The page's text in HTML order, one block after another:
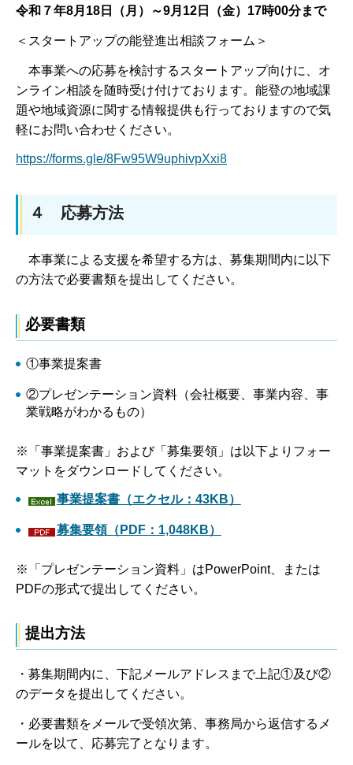
令和７年8月18日（月）～9月12日（金）17時00分まで
＜スタートアップの能登進出相談フォーム＞
本事業への応募を検討するスタートアップ向けに、オ
ンライン相談を随時受け付けております。能登の地域課
題や地域資源に関する情報提供も行っておりますので気
軽にお問い合わせください。
https://forms.gle/8Fw95W9uphivpXxi8
４ 応募方法
本事業による支援を希望する方は、募集期間内に以下
の方法で必要書類を提出してください。
必要書類
①事業提案書
②プレゼンテーション資料（会社概要、事業内容、事
業戦略がわかるもの）
※「事業提案書」および「募集要領」は以下よりフォー
マットをダウンロードしてください。
事業提案書（エクセル：43KB）
募集要領（PDF：1,048KB）
※「プレゼンテーション資料」はPowerPoint、または
PDFの形式で提出してください。
提出方法
・募集期間内に、下記メールアドレスまで上記①及び②
のデータを提出してください。
・必要書類をメールで受領次第、事務局から返信するメ
ールを以て、応募完了となります。